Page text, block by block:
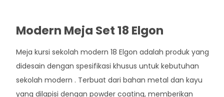
Modern Meja Set 18 Elgon
Meja kursi sekolah modern 18 Elgon adalah produk yang
didesain dengan spesifikasi khusus untuk kebutuhan
sekolah modern . Terbuat dari bahan metal dan kayu
yang dilapisi dengan powder coating, memberikan